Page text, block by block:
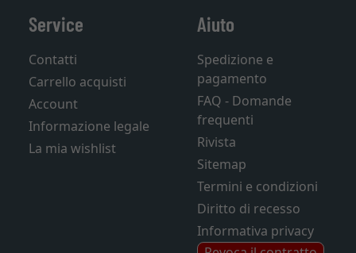
Service
Contatti
Carrello acquisti
Account
Informazione legale
La mia wishlist
Aiuto
Spedizione e
pagamento
FAQ - Domande
frequenti
Rivista
Sitemap
Termini e condizioni
Diritto di recesso
Informativa privacy